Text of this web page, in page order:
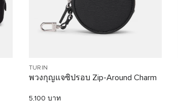
TURIN
พวงกุญแจซิปรอบ Zip-Around Charm
5,100 บาท